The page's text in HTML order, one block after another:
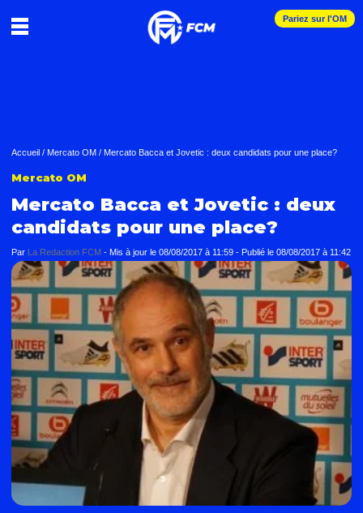
Pariez sur l'OM
Accueil / Mercato OM / Mercato Bacca et Jovetic : deux candidats pour une place?
Mercato OM
Mercato Bacca et Jovetic : deux
candidats pour une place?
Par La Redaction FCM - Mis à jour le 08/08/2017 à 11:59 - Publié le 08/08/2017 à 11:42